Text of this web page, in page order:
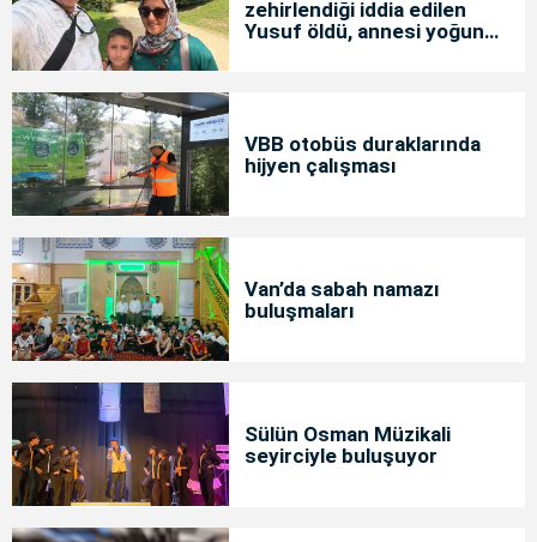
zehirlendiği iddia edilen
Yusuf öldü, annesi yoğun
VBB otobüs duraklarında
hijyen çalışması
Van’da sabah namazı
buluşmaları
Sülün Osman Müzikali
seyirciyle buluşuyor